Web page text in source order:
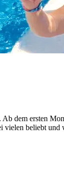
dem ersten
vielen beliebt